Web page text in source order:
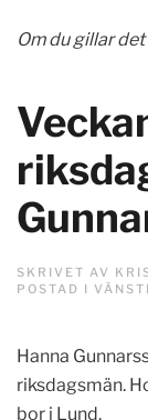
Om du gillar
SKRIVET AV
POSTAD I
Hanna
riksdagsmän.
bor i Lund.